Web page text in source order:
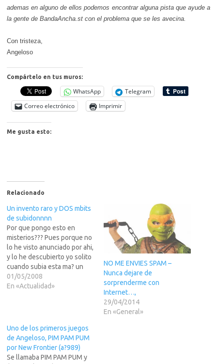
ademas en alguno de ellos podemos encontrar alguna pista que ayude a
la gente de BandaAncha.st con el problema que se les avecina.
Con tristeza,
Angeloso
Compártelo en tus muros:
WhatsApp
Telegram
Correo electrónico
Imprimir
Me gusta esto:
Relacionado
Un invento raro y DOS mbits
de subidonnnn
Por que pongo esto en
misterios??? Pues porque no
lo he visto anunciado por ahi,
y lo he descubierto yo solito
cuando subia esta ma? un
video desde mi conexion de
Comcast en casa.Siempre
bastantes baratas. por
$29.95 la…
01/05/2008
En «Actualidad»
NO ME ENVIES SPAM –
Nunca dejare de
sorprenderme con
Internet…,
29/04/2014
En «General»
Uno de los primeros juegos
de Angeloso, PIM PAM PUM
por New Frontier (a?989)
Se llamaba PIM PAM PUM y